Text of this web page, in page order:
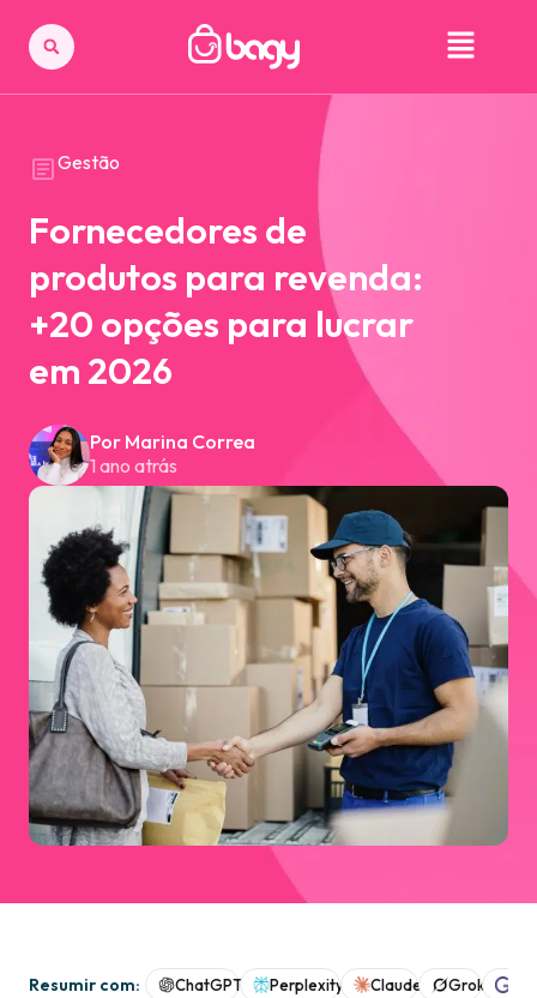
Gestão
Fornecedores de
produtos para revenda:
+20 opções para lucrar
em 2026
Por Marina Correa
1 ano atrás
Resumir com: ChatGPT Perplexity Claude Grok